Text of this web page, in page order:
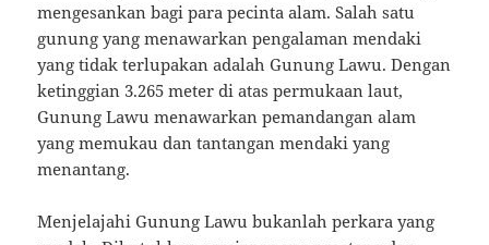
mengesankan bagi para pecinta alam. Salah satu
gunung yang menawarkan pengalaman mendaki
yang tidak terlupakan adalah Gunung Lawu. Dengan
ketinggian 3.265 meter di atas permukaan laut,
Gunung Lawu menawarkan pemandangan alam
yang memukau dan tantangan mendaki yang
menantang.
Menjelajahi Gunung Lawu bukanlah perkara yang